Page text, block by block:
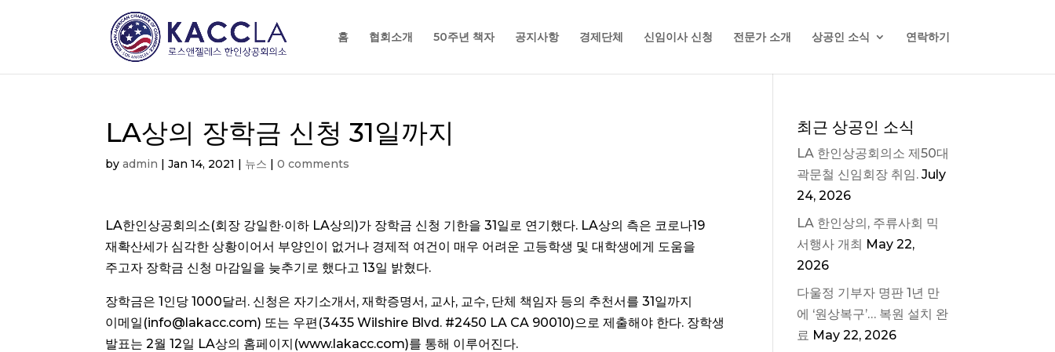
홈 협회소개 50주년 책자 공지사항 경제단체 신임이사 신청 전문가 소개 상공인 소식 연락하기
LA상의 장학금 신청 31일까지
byadmin |Jan 14, 2021 | 뉴스 |0 comments
LA한인상공회의소(회장 강일한·이하 LA상의)가 장학금 신청 기한을 31일로 연기했다. LA상의 측은 코로나19
재확산세가 심각한 상황이어서 부양인이 없거나 경제적 여건이 매우 어려운 고등학생 및 대학생에게 도움을
주고자 장학금 신청 마감일을 늦추기로 했다고 13일 밝혔다.
장학금은 1인당 1000달러. 신청은 자기소개서, 재학증명서, 교사, 교수, 단체 책임자 등의 추천서를 31일까지
이메일(info@lakacc.com) 또는 우편(3435 Wilshire Blvd. #2450 LA CA 90010)으로 제출해야 한다. 장학생
발표는 2월 12일 LA상의 홈페이지(www.lakacc.com)를 통해 이루어진다.
최근 상공인 소식
LA 한인상공회의소 제50대
곽문철 신임회장 취임. July
24, 2026
LA 한인상의, 주류사회 믹
서행사 개최 May 22,
2026
다울정 기부자 명판 1년 만
에 ‘원상복구’… 복원 설치 완
료 May 22, 2026